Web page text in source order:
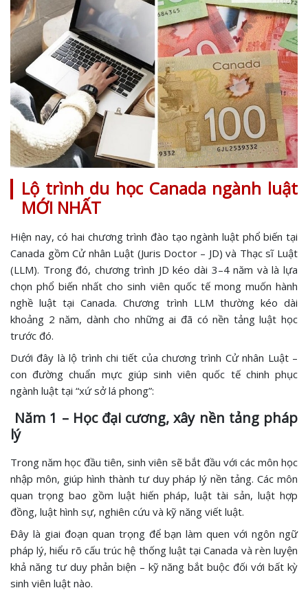
Lộ trình du học Canada ngành luật
MỚI NHẤT
Hiện nay, có hai chương trình đào tạo ngành luật phổ biến tại
Canada gồm Cử nhân Luật (Juris Doctor – JD) và Thạc sĩ Luật
(LLM). Trong đó, chương trình JD kéo dài 3–4 năm và là lựa
chọn phổ biến nhất cho sinh viên quốc tế mong muốn hành
nghề luật tại Canada. Chương trình LLM thường kéo dài
khoảng 2 năm, dành cho những ai đã có nền tảng luật học
trước đó.
Dưới đây là lộ trình chi tiết của chương trình Cử nhân Luật –
con đường chuẩn mực giúp sinh viên quốc tế chinh phục
ngành luật tại “xứ sở lá phong”:
Năm 1 – Học đại cương, xây nền tảng pháp
lý
Trong năm học đầu tiên, sinh viên sẽ bắt đầu với các môn học
nhập môn, giúp hình thành tư duy pháp lý nền tảng. Các môn
quan trọng bao gồm luật hiến pháp, luật tài sản, luật hợp
đồng, luật hình sự, nghiên cứu và kỹ năng viết luật.
Đây là giai đoạn quan trọng để bạn làm quen với ngôn ngữ
pháp lý, hiểu rõ cấu trúc hệ thống luật tại Canada và rèn luyện
khả năng tư duy phản biện – kỹ năng bắt buộc đối với bất kỳ
sinh viên luật nào.